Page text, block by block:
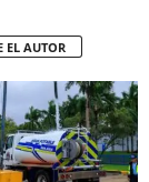
EL AUTOR